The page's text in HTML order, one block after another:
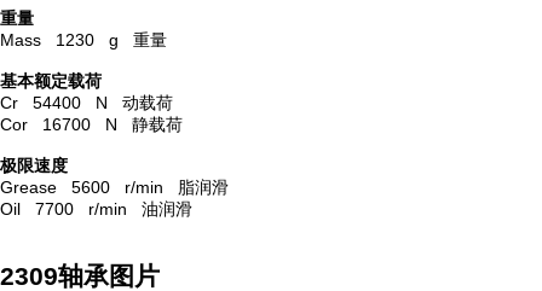
重量
Mass 1230 g 重量
基本额定载荷
Cr 54400 N 动载荷
Cor 16700 N 静载荷
极限速度
Grease 5600 r/min 脂润滑
Oil 7700 r/min 油润滑
2309轴承图片